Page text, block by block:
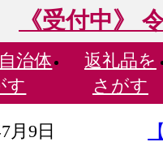
《受付中》
自治体
す
返礼品を
さがす
月9日